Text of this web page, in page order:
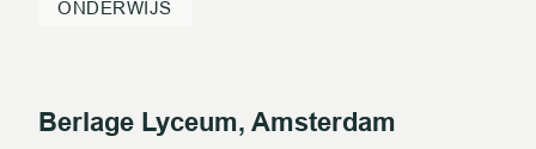
ONDERWIJS
Berlage Lyceum, Amsterdam